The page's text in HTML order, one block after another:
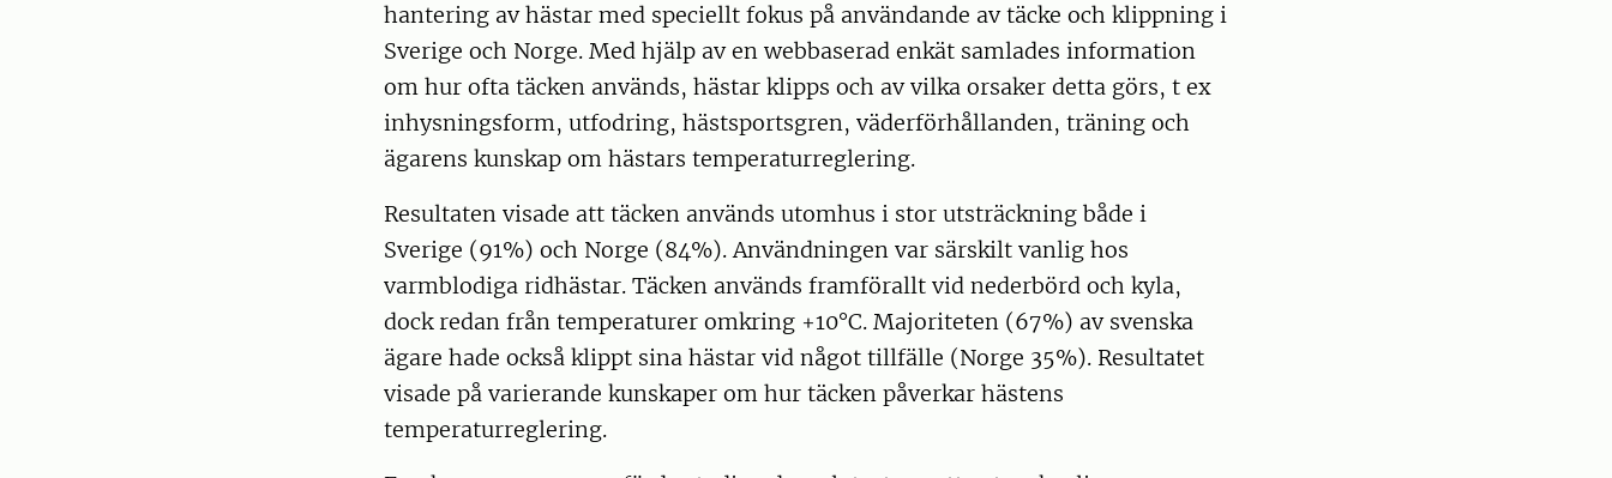
hantering av hästar med speciellt fokus på användande av täcke och klippning i
Sverige och Norge. Med hjälp av en webbaserad enkät samlades information
om hur ofta täcken används, hästar klipps och av vilka orsaker detta görs, t ex
inhysningsform, utfodring, hästsportsgren, väderförhållanden, träning och
ägarens kunskap om hästars temperaturreglering.
Resultaten visade att täcken används utomhus i stor utsträckning både i
Sverige (91%) och Norge (84%). Användningen var särskilt vanlig hos
varmblodiga ridhästar. Täcken används framförallt vid nederbörd och kyla,
dock redan från temperaturer omkring +10°C. Majoriteten (67%) av svenska
ägare hade också klippt sina hästar vid något tillfälle (Norge 35%). Resultatet
visade på varierande kunskaper om hur täcken påverkar hästens
temperaturreglering.